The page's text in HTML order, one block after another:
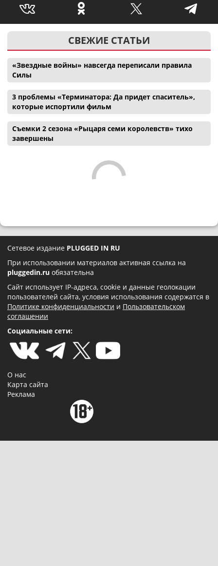
СВЕЖИЕ СТАТЬИ
«Звездные войны» навсегда переписали правила
Силы
3 проблемы «Терминатора: Да придет спаситель»,
которые испортили фильм
Съемки 2 сезона «Рыцаря семи королевств» тихо
завершены
Сетевое издание PLUGGED IN RU
При использовании материалов активная ссылка на
pluggedin.ru обязательна
Сайт использует IP-адреса, cookie и данные геолокации
пользователей сайта, условия использования содержатся в
Политике конфиденциальности и Пользовательском
соглашении
Социальные сети:
О нас
Карта сайта
Реклама